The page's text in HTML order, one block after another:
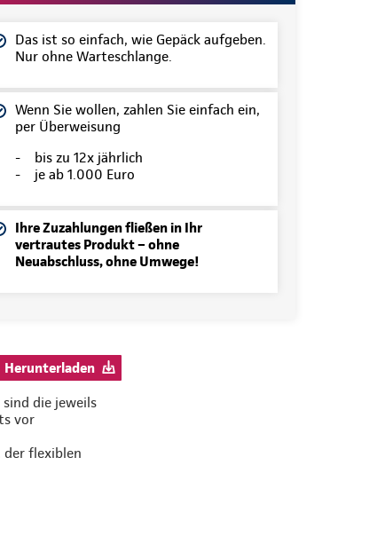
Das ist so einfach, wie Gepäck aufgeben.
Nur ohne Warteschlange.
Wenn Sie wollen, zahlen Sie einfach ein,
per Überweisung
- bis zu 12x jährlich
- je ab 1.000 Euro
Ihre Zuzahlungen fließen in Ihr
vertrautes Produkt – ohne
Neuabschluss, ohne Umwege!
Herunterladen
die jeweils
vor
der flexiblen